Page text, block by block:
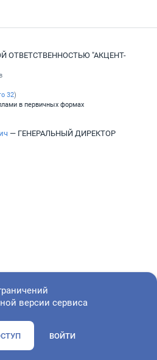
ОТВЕТСТВЕННОСТЬЮ "АКЦЕНТ-
32)
в первичных формах
— ГЕНЕРАЛЬНЫЙ ДИРЕКТОР
версии сервиса
ВОЙТИ